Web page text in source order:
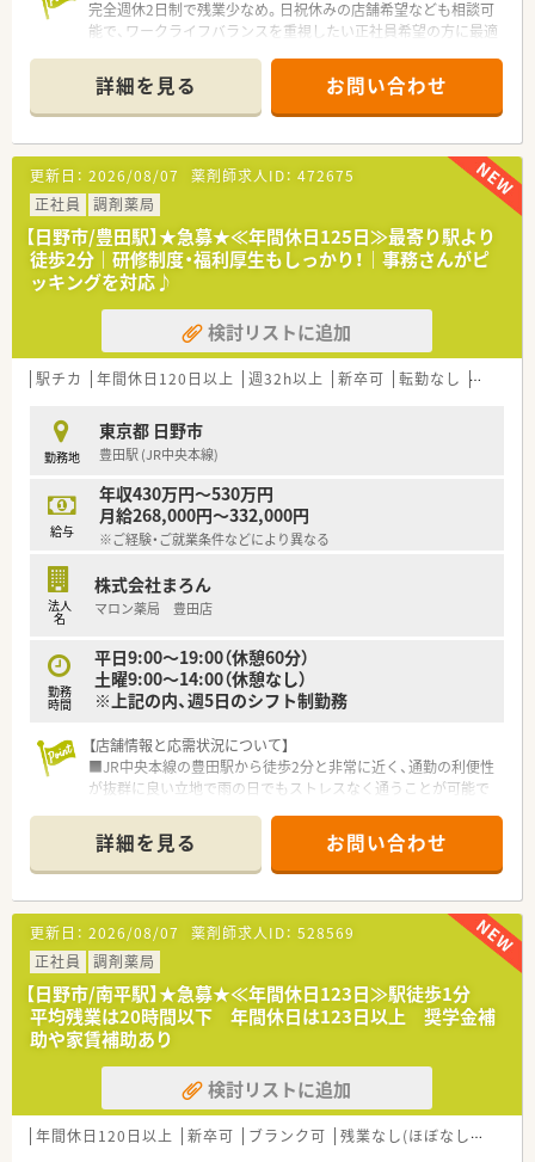
完全週休2日制で残業少なめ。日祝休みの店舗希望なども相談可
能で、ワークライフバランスを重視したい正社員希望の方に最適
＊------------------------------------------＊
【店舗情報と応需状況について】
■JR中央線の豊田駅から徒歩1分という絶好のロケーションに
あり、通勤の利便性が極めて高いキレイな薬局です。
■内科や耳鼻科、眼科を中心に1日平均100枚から120枚の処方
箋を応需しており、様々な科目を経験できます。
■地域に根ざした面対応薬局として幅広い患者様に対応してお
り、居宅や施設への在宅医療にも注力している店舗です。
【募集背景と求める人物像について】
■今後のさらなる事業拡大と店舗の体制強化を見据えて、正社員
として長く活躍していただける方を増員募集しています。
■在宅業務への前向きな意向を持ち、配達などのために普通自動
車運転免許をお持ちの方を特に歓迎しています。
いは周囲と協調して柔軟に行動できる方を求めます。
【法人特徴について】
■日野市や八王子市などの多摩エリアを中心に計26店舗を展開
しており、転居を伴う転勤がなく地域に密着できます。
■国の指針に沿った在宅医療や地域連携に強く、大手に準ずる充
実した教育・福利厚生・調剤機器を完備した企業です。
じて現場の声を大切にする風通しの良い社風を誇ります。
■完全週休2日制がしっかり確保されており、誕生日休暇なども
しっかり取得できるため私生活を大切にできます。
■全社平均の残業時間は月10時間程度と少なめで、変形労働制
■ドミナント展開の強みを活かしてエリア内のヘルプ体制が充
実しており、急なお休みでも相互にフォローし合えます。
詳細を見る お問い合わせ
更新日： 2026/08/07 薬剤師求人ID： 472675
正社員
調剤薬局
【日野市/豊田駅】★急募★≪年間休日125日≫最寄り駅より
徒歩2分｜研修制度・福利厚生もしっかり！｜事務さんがピ
ッキングを対応♪
検討リストに追加
駅チカ 年間休日120日以上 週32h以上 新卒可 転勤なし 新規オ
勤務地
東京都 日野市
豊田駅 (JR中央本線)
給与
年収430万円～530万円
月給268,000円～332,000円
※ご経験・ご就業条件などにより異なる
法人
名
株式会社まろん
マロン薬局 豊田店
勤務
時間
平日9:00～19:00（休憩60分）
土曜9:00～14:00（休憩なし）
※上記の内、週5日のシフト制勤務
【店舗情報と応需状況について】
■JR中央本線の豊田駅から徒歩2分と非常に近く、通勤の利便性
が抜群に良い立地で雨の日でもストレスなく通うことが可能で
■処方箋は眼科40％や内科20％など複数科目を1日平均100枚
程度応需しており、幅広い知識を習得できる環境が整っていま
す。
■薬剤師は常時4名から5名体制となっており、事務スタッフも
ピッキング等の補助業務を積極的に行っているため業務効率が
良いです。
【勤務実態について】
■残業時間は月平均10時間程度と非常に少なく、仕事とプライ
ベートのメリハリをしっかりとつけてワークライフバランスを
保てます。
■有給休暇の取得率が80％と高く設定されており、公休と組み
合わせて長期休暇を取得することも可能なためリフレッシュが
容易です。
■平日の終業は19時頃になることが多いですが、変形労働時間
詳細を見る お問い合わせ
更新日： 2026/08/07 薬剤師求人ID： 528569
正社員
調剤薬局
【日野市/南平駅】★急募★≪年間休日123日≫駅徒歩1分
平均残業は20時間以下 年間休日は123日以上 奨学金補
助や家賃補助あり
検討リストに追加
年間休日120日以上 新卒可 ブランク可 残業なし(ほぼなし含む)